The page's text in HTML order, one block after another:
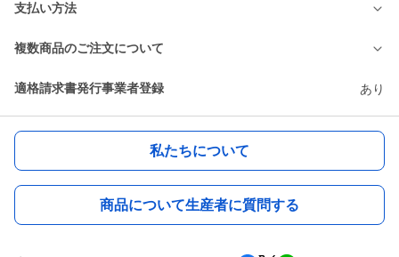
支払い方法
複数商品のご注文について
適格請求書発行事業者登録 あり
私たちについて
商品について生産者に質問する